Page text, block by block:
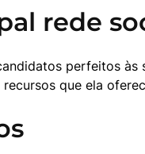
rede
perfeitos
que ela